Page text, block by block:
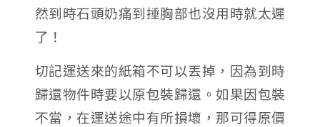
然到時石頭奶痛到捶胸部也沒用時就太遲
了！
切記運送來的紙箱不可以丟掉，因為到時
歸還物件時要以原包裝歸還。如果因包裝
不當，在運送途中有所損壞，那可得原價